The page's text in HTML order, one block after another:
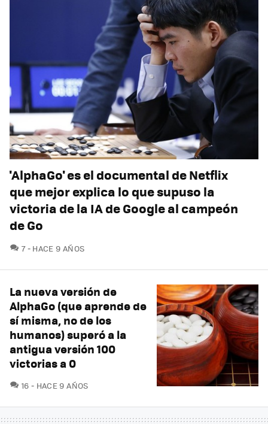
'AlphaGo' es el documental de Netflix
que mejor explica lo que supuso la
victoria de la IA de Google al campeón
de Go
7COMENTARIOS
HACE 9 AÑOS
La nueva versión de
AlphaGo (que aprende de
sí misma, no de los
humanos) superó a la
antigua versión 100
victorias a 0
16 COMENTARIOS
HACE 9 AÑOS